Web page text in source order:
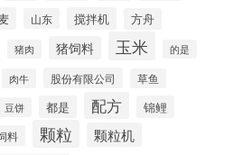
山东 搅拌机 方舟
猪肉 猪饲料 玉米 的是
肉牛 股份有限公司 草鱼
豆饼 都是 配方 锦鲤
料 颗粒 颗粒机